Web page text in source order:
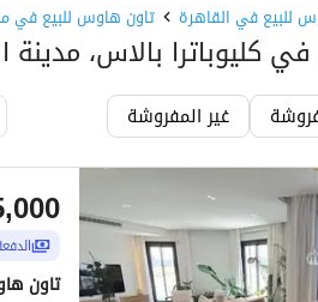
للبيع في القاهرة تاون هاوس للبيع في
كليوباترا بالاس،
غير المفروشة
تاون